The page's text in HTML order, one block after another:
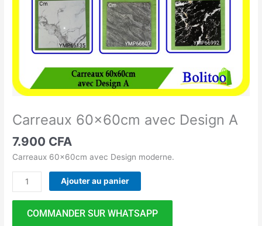
Carreaux 60x60cm avec Design A
7.900 CFA
Carreaux 60x60cm avec Design moderne.
Ajouter au panier
COMMANDER SUR WHATSAPP